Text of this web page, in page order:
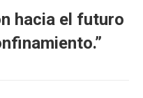
hacia el futuro